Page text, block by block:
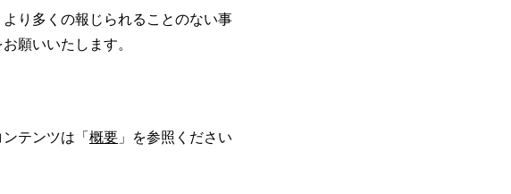
り多くの報じられることのない事
願いいたします。
テンツは「概要 」を参照ください